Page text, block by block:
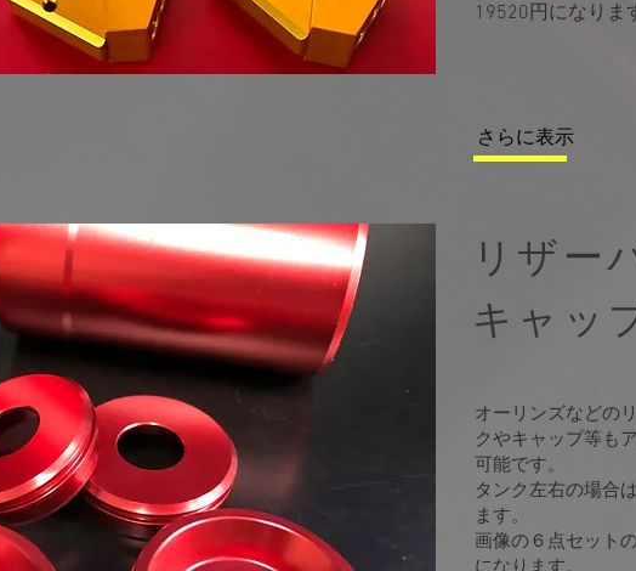
​19520円になりま
さらに表示
リザー
キャッ
オーリンズなどの
クやキャップ等も
可能です。
タンク左右の場合
ます。
画像の６点セット
になります。